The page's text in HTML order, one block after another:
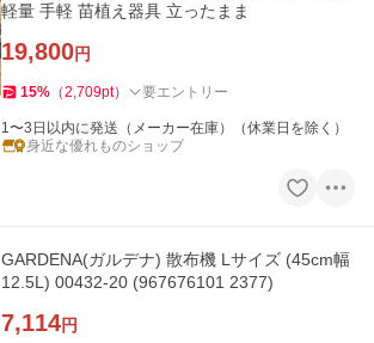
軽量 手軽 苗植え器具 立ったまま
19,800円
15% （2,709pt） 要エントリー
1〜3日以内に発送（メーカー在庫）（休業日を除く）
身近な優れものショップ
GARDENA(ガルデナ) 散布機 Lサイズ (45cm幅
12.5L) 00432-20 (967676101 2377)
7,114円